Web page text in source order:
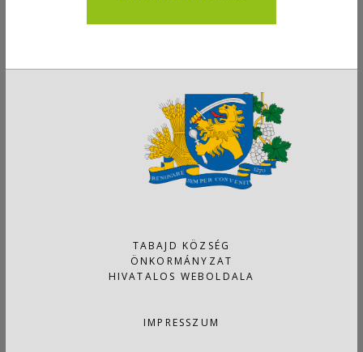
TABAJD KÖZSÉG
ÖNKORMÁNYZAT
HIVATALOS WEBOLDALA
IMPRESSZUM